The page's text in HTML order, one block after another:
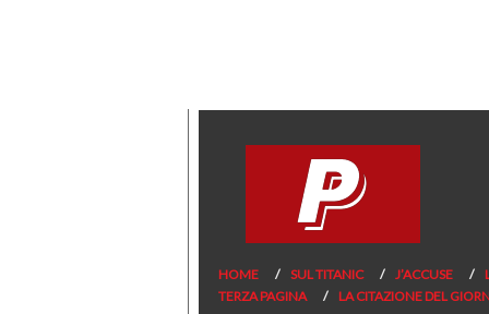
HOME SUL TITANIC J’ACCUSE
TERZA PAGINA
LA CITAZIONE DEL